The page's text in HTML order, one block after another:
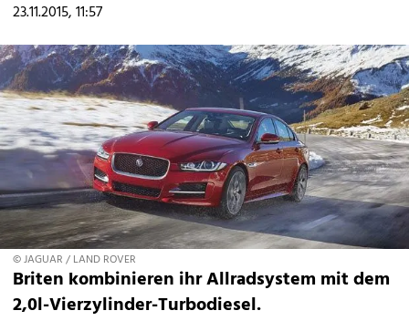
23.11.2015, 11:57
© JAGUAR / LAND ROVER
Briten kombinieren ihr Allradsystem mit dem
2,0l-Vierzylinder-Turbodiesel.